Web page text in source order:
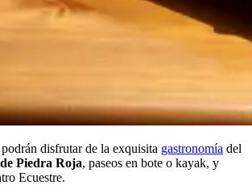
disfrutar de la exquisita gastronomía del
Piedra Roja, paseos en bote o kayak, y
Ecuestre.